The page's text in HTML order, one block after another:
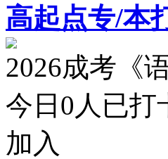
高起点专/本
2026成考《
今日 0 人已打
加入